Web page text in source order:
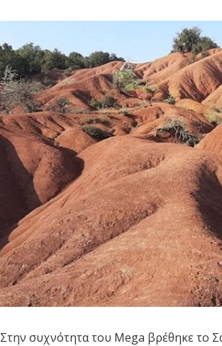
Στην συχνότητα του Mega βρέθηκε το